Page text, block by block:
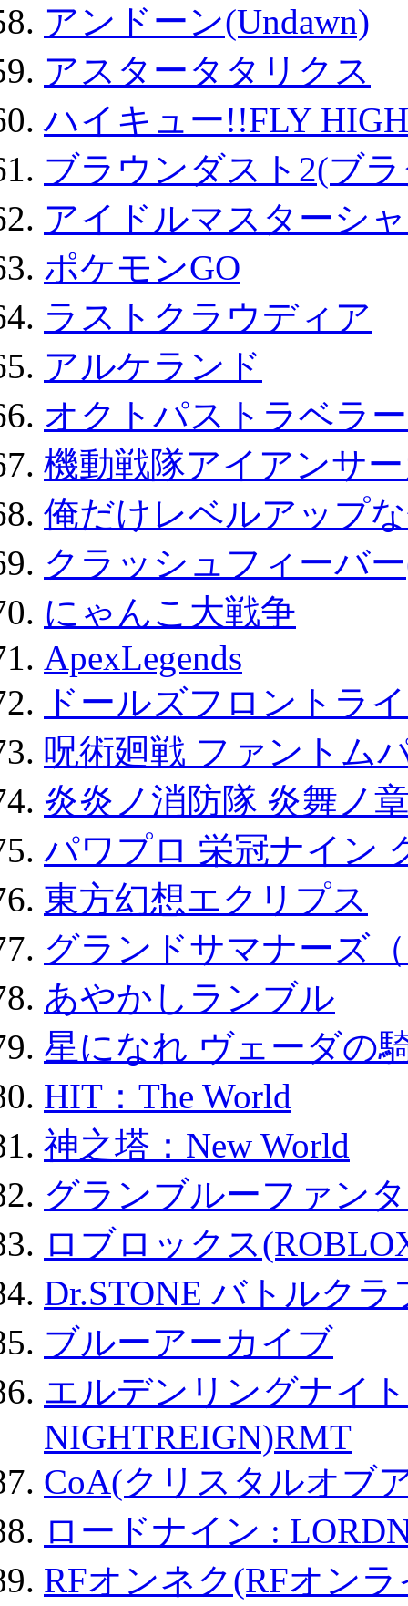
アンドーン(Undawn)
アスタータタリクス
ハイキュー!!FLY HIGH
ブラウンダスト2(ブ
アイドルマスターシ
ポケモンGO
ラストクラウディア
アルケランド
オクトパストラベラ
機動戦隊アイアンサ
俺だけレベルアップ
クラッシュフィーバ
にゃんこ大戦争
ApexLegends
ドールズフロントラ
呪術廻戦 ファントム
炎炎ノ消防隊 炎舞ノ
パワプロ 栄冠ナイン
東方幻想エクリプス
グランドサマナーズ
あやかしランブル
星になれ ヴェーダの
HIT：The World
神之塔：New World
グランブルーファン
ロブロックス
Dr.STONE バトルク
ブルーアーカイブ
エルデンリングナイ
NIGHTREIGN)RMT
CoA(クリスタルオブ
ロードナイン :
RFオンネク(RFオン